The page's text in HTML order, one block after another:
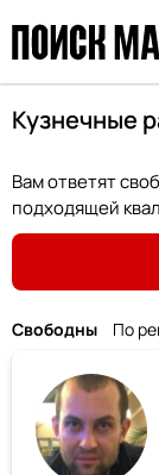
Кузнечные
Вам ответят
подходящей
Свободны По